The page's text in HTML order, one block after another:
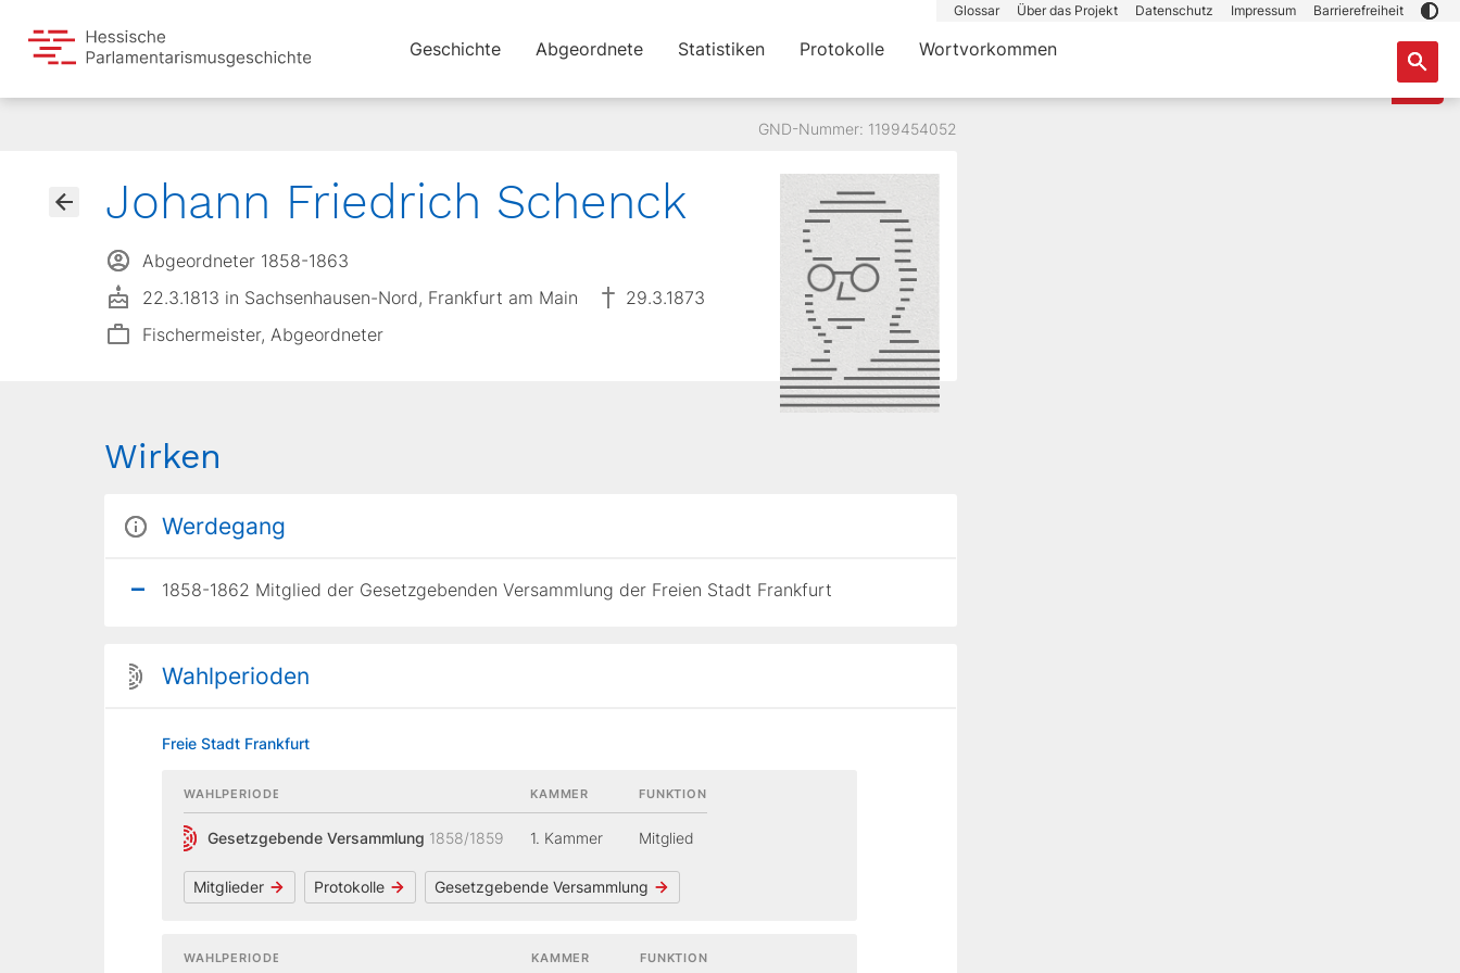
Glossar Über das Projekt Datenschutz Impressum Barrierefreiheit
Geschichte Abgeordnete Statistiken Protokolle Wortvorkommen
GND-Nummer: 1199454052
Johann Friedrich Schenck
Abgeordneter 1858-1863
22.3.1813 in Sachsenhausen-Nord, Frankfurt am Main
29.3.1873
Fischermeister, Abgeordneter
Wirken
Werdegang
1858-1862 Mitglied der Gesetzgebenden Versammlung der Freien Stadt Frankfurt
Wahlperioden
Freie Stadt Frankfurt
WAHLPERIODE
Gesetzgebende Versammlung 1858/1859
KAMMER
1. Kammer
FUNKTION
Mitglied
Mitglieder Protokolle Gesetzgebende Versammlung
WAHLPERIODE KAMMER FUNKTION